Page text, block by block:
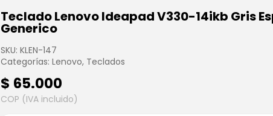
Teclado Lenovo Ideapad V330-14ikb Gris
Generico
SKU: KLEN-147
Categorías: Lenovo, Teclados
$ 65.000
COP (IVA incluido)